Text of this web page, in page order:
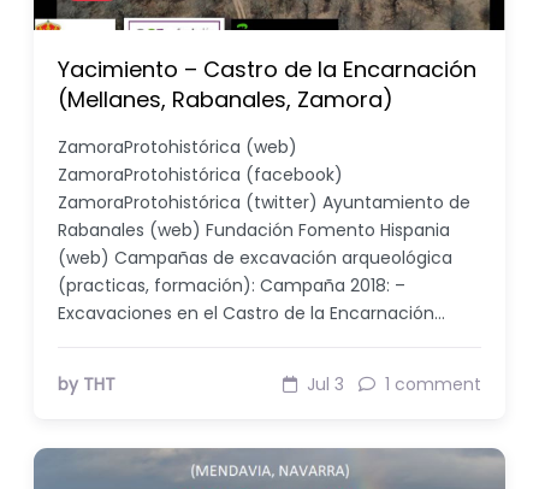
Yacimiento – Castro de la Encarnación
(Mellanes, Rabanales, Zamora)
ZamoraProtohistórica (web)
ZamoraProtohistórica (facebook)
ZamoraProtohistórica (twitter) Ayuntamiento de
Rabanales (web) Fundación Fomento Hispania
(web) Campañas de excavación arqueológica
(practicas, formación): Campaña 2018: –
Excavaciones en el Castro de la Encarnación…
by THT Jul 3 1 comment